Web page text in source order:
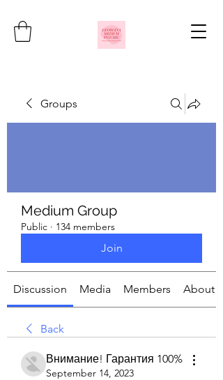
Groups
Medium Group
Public · 134 members
Join
Discussion Media Members About
Back
Внимание! Гарантия 100%
September 14, 2023